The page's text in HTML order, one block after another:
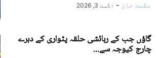
عظمت خان - اگست 3, 2026
گاؤں جب کے رہائشی حلقہ پٹواری کے دہرے
چارج کیوجہ سے...